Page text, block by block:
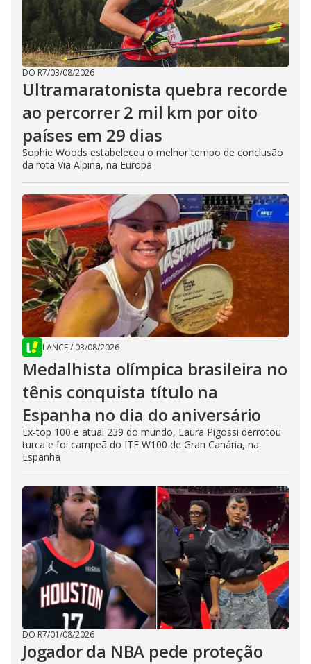
DO R7/03/08/2026
Ultramaratonista quebra recorde
ao percorrer 2 mil km por oito
países em 29 dias
Sophie Woods estabeleceu o melhor tempo de conclusão
da rota Via Alpina, na Europa
LANCE/ 03/08/2026
Medalhista olímpica brasileira no
tênis conquista título na
Espanha no dia do aniversário
Ex-top 100 e atual 239 do mundo, Laura Pigossi derrotou
turca e foi campeã do ITF W100 de Gran Canária, na
Espanha
DO R7/01/08/2026
Jogador da NBA pede proteção